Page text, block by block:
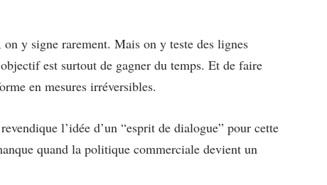
y signe rarement. Mais on y teste des lignes
est surtout de gagner du temps. Et de faire
en mesures irréversibles.
l’idée d’un “esprit de dialogue” pour cette
quand la politique commerciale devient un